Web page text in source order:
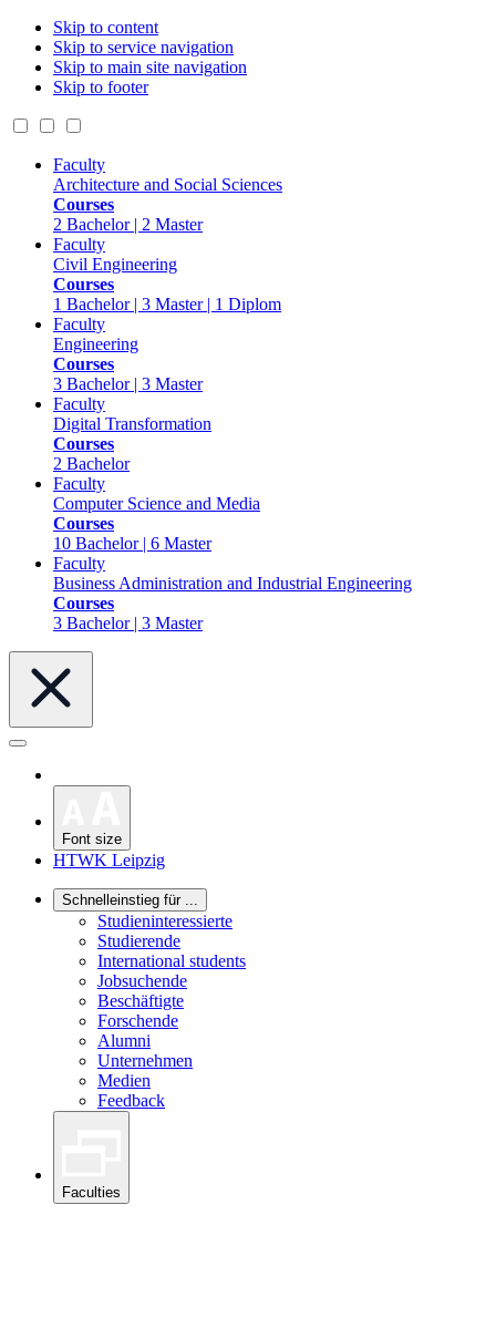
Skip to content
Skip to service navigation
Skip to main site navigation
Skip to footer
Faculty
Architecture and Social Sciences
Courses
2 Bachelor | 2 Master
Faculty
Civil Engineering
Courses
1 Bachelor | 3 Master | 1 Diplom
Faculty
Engineering
Courses
3 Bachelor | 3 Master
Faculty
Digital Transformation
Courses
2 Bachelor
Faculty
Computer Science and Media
Courses
10 Bachelor | 6 Master
Faculty
Business Administration and Industrial Engineering
Courses
3 Bachelor | 3 Master
Font size
HTWK Leipzig
Schnelleinstieg für ...
Studieninteressierte
Studierende
International students
Jobsuchende
Beschäftigte
Forschende
Alumni
Unternehmen
Medien
Feedback
Faculties